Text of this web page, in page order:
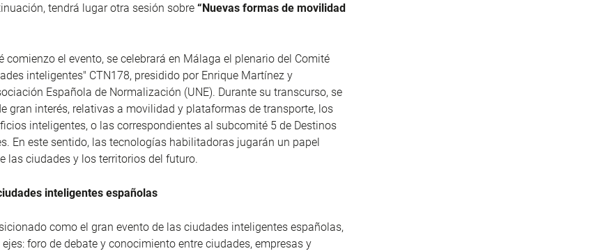
tendrá lugar otra sesión sobre “Nuevas formas de movilidad
comienzo el evento, se celebrará en Málaga el plenario del Comité
inteligentes" CTN178, presidido por Enrique Martínez y
Española de Normalización (UNE). Durante su transcurso, se
gran interés, relativas a movilidad y plataformas de transporte, los
inteligentes, o las correspondientes al subcomité 5 de Destinos
En este sentido, las tecnologías habilitadoras jugarán un papel
las ciudades y los territorios del futuro.
inteligentes españolas
como el gran evento de las ciudades inteligentes españolas,
foro de debate y conocimiento entre ciudades, empresas y